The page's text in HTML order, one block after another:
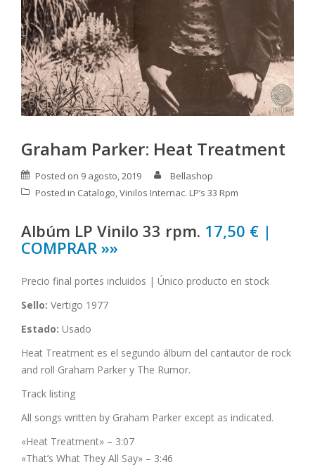
Graham Parker: Heat Treatment
Posted on 9 agosto, 2019
Bellashop
Posted in Catalogo,Vinilos Internac. LP’s 33 Rpm
Albúm LP Vinilo 33 rpm. 17,50 € |
COMPRAR »»
Precio final portes incluidos | Único producto en stock
Sello: Vertigo 1977
Estado: Usado
Heat Treatment es el segundo álbum del cantautor de rock
and roll Graham Parker y The Rumor.
Track listing
All songs written by Graham Parker except as indicated.
«Heat Treatment» – 3:07
«That’s What They All Say» – 3:46